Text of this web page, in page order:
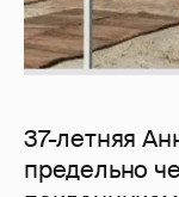
37-летняя
предельно